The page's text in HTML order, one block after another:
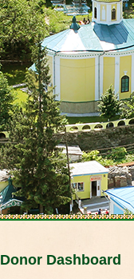
Donor Dashboard